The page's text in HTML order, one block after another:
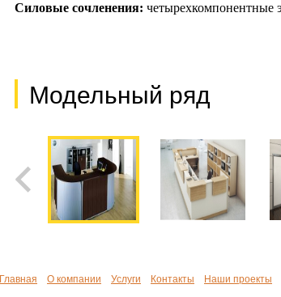
Силовые сочленения: четырехкомпонентные
Модельный ряд
Главная О компании Услуги Контакты Наши проекты